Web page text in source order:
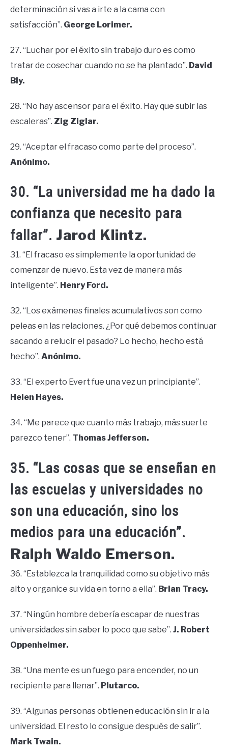
determinación si vas a irte a la cama con
satisfacción”. George Lorimer.
27. “Luchar por el éxito sin trabajo duro es como
tratar de cosechar cuando no se ha plantado”. David
Bly.
28. “No hay ascensor para el éxito. Hay que subir las
escaleras”. Zig Ziglar.
29. “Aceptar el fracaso como parte del proceso”.
Anónimo.
30. “La universidad me ha dado la
confianza que necesito para
fallar”. Jarod Klintz.
31. “El fracaso es simplemente la oportunidad de
comenzar de nuevo. Esta vez de manera más
inteligente”. Henry Ford.
32. “Los exámenes finales acumulativos son como
peleas en las relaciones. ¿Por qué debemos continuar
sacando a relucir el pasado? Lo hecho, hecho está
hecho”. Anónimo.
33. “El experto Evert fue una vez un principiante”.
Helen Hayes.
34. “Me parece que cuanto más trabajo, más suerte
parezco tener”. Thomas Jefferson.
35. “Las cosas que se enseñan en
las escuelas y universidades no
son una educación, sino los
medios para una educación”.
Ralph Waldo Emerson.
36. “Establezca la tranquilidad como su objetivo más
alto y organice su vida en torno a ella”. Brian Tracy.
37. “Ningún hombre debería escapar de nuestras
universidades sin saber lo poco que sabe”. J. Robert
Oppenheimer.
38. “Una mente es un fuego para encender, no un
recipiente para llenar”. Plutarco.
39. “Algunas personas obtienen educación sin ir a la
universidad. El resto lo consigue después de salir”.
Mark Twain.